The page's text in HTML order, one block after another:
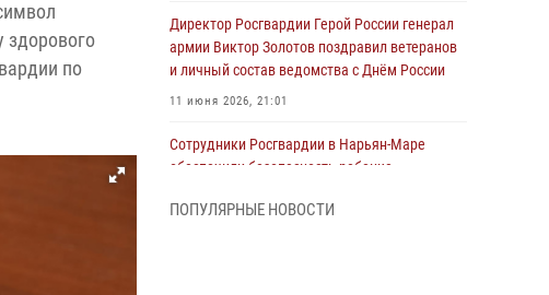
здорового
по
Директор Росгвардии Герой России генерал
армии Виктор Золотов поздравил ветеранов
и личный состав ведомства с Днём России
11 июня 2026, 21:01
Сотрудники Росгвардии в Нарьян-Маре
обеспечили безопасность ребенка,
ПОПУЛЯРНЫЕ НОВОСТИ